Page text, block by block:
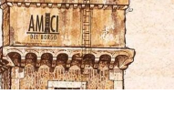
Dalle 19:15 alle
cena al sacco, quindi
guidata del cielo